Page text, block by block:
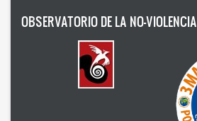
OBSERVATORIO DE LA NO-VIOLENCIA